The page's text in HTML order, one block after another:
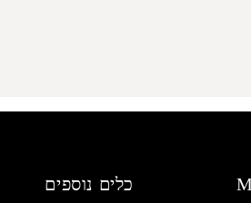
כלים נוספים